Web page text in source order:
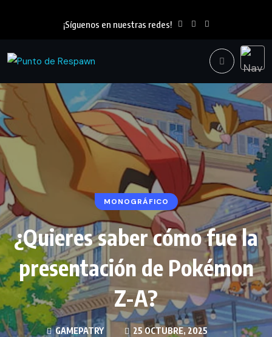
¡Síguenos en nuestras redes!
MONOGRÁFICO
¿Quieres saber cómo fue la
presentación de Pokémon
Z-A?
GAMEPATRY
25 OCTUBRE, 2025